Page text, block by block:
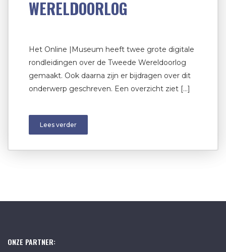
WERELDOORLOG
Het Online |Museum heeft twee grote digitale
rondleidingen over de Tweede Wereldoorlog
gemaakt. Ook daarna zijn er bijdragen over dit
onderwerp geschreven. Een overzicht ziet […]
Lees verder
ONZE PARTNER: